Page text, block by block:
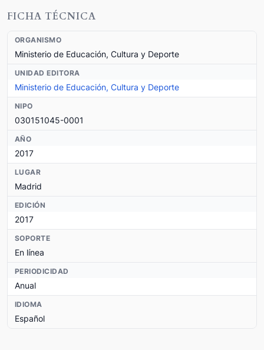
FICHA TÉCNICA
ORGANISMO
Ministerio de Educación, Cultura y Deporte
UNIDAD EDITORA
Ministerio de Educación, Cultura y Deporte
NIPO
030151045-0001
AÑO
2017
LUGAR
Madrid
EDICIÓN
2017
SOPORTE
En línea
PERIODICIDAD
Anual
IDIOMA
Español